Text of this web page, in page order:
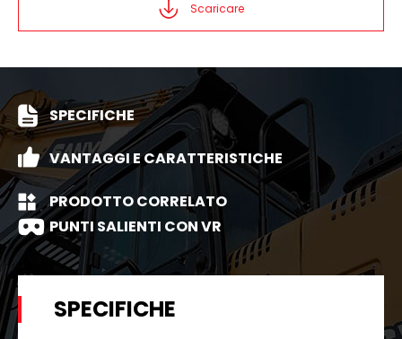
Scaricare
SPECIFICHE
VANTAGGI E CARATTERISTICHE
PRODOTTO CORRELATO
PUNTI SALIENTI CON VR
SPECIFICHE